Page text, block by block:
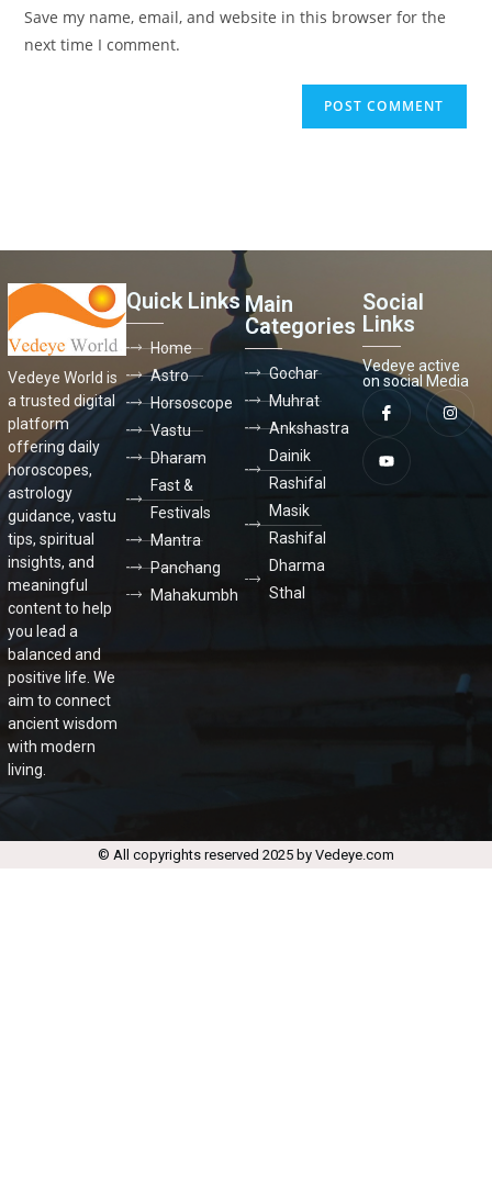
Save my name, email, and website in this browser for the
next time I comment.
Vedeye World is
a trusted digital
platform
offering daily
horoscopes,
astrology
guidance, vastu
tips, spiritual
insights, and
meaningful
content to help
you lead a
balanced and
positive life. We
aim to connect
ancient wisdom
with modern
living.
Quick Links
Home
Astro
Horsoscope
Vastu
Dharam
Fast &
Festivals
Mantra
Panchang
Mahakumbh
Main
Categories
Gochar
Muhrat
Ankshastra
Dainik
Rashifal
Masik
Rashifal
Dharma
Sthal
Social
Links
Vedeye active
on social Media
© All copyrights reserved 2025 by Vedeye.com